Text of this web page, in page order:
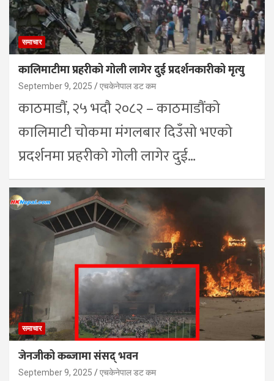
समाचार
कालिमाटीमा प्रहरीको गोली लागेर दुई प्रदर्शनकारीको मृत्यु
September 9, 2025 एचकेनेपाल डट कम
काठमाडौं, २५ भदौ २०८२ – काठमाडौंको
कालिमाटी चोकमा मंगलबार दिउँसो भएको
प्रदर्शनमा प्रहरीको गोली लागेर दुई…
समाचार
जेनजीको कब्जामा संसद् भवन
September 9, 2025 एचकेनेपाल डट कम